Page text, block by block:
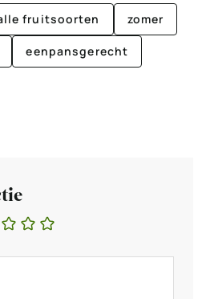
fruitsoorten zomer
eenpansgerecht